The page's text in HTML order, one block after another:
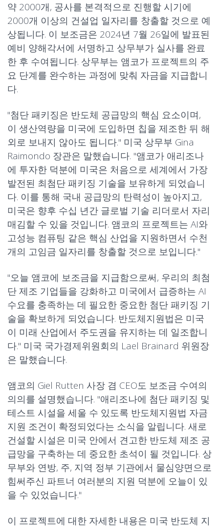
약 2000개, 공사를 본격적으로 진행할 시기에
2000개 이상의 건설업 일자리를 창출할 것으로 예
상됩니다. 이 보조금은 2024년 7월 26일에 발표된
예비 양해각서에 서명하고 상무부가 실사를 완료
한 후 수여됩니다. 상무부는 앰코가 프로젝트의 주
요 단계를 완수하는 과정에 맞춰 자금을 지급합니
다.
"첨단 패키징은 반도체 공급망의 핵심 요소이며,
이 생산역량을 미국에 도입하면 칩을 제조한 뒤 해
외로 보내지 않아도 됩니다." 미국 상무부 Gina
Raimondo 장관은 말했습니다. "앰코가 애리조나
에 투자한 덕분에 미국은 처음으로 세계에서 가장
발전된 최첨단 패키징 기술을 보유하게 되었습니
다. 이를 통해 국내 공급망의 탄력성이 높아지고,
미국은 향후 수십 년간 글로벌 기술 리더로서 자리
매김할 수 있을 것입니다. 앰코의 프로젝트는 AI와
고성능 컴퓨팅 같은 핵심 산업을 지원하면서 수천
개의 고임금 일자리를 창출할 것으로 보입니다."
"오늘 앰코에 보조금을 지급함으로써, 우리의 최첨
단 제조 기업들을 강화하고 미국에서 급증하는 AI
수요를 충족하는 데 필요한 중요한 첨단 패키징 기
술을 확보하게 되었습니다. 반도체지원법은 미국
이 미래 산업에서 주도권을 유지하는 데 일조합니
다." 미국 국가경제위원회의 Lael Brainard 위원장
은 말했습니다.
앰코의 Giel Rutten 사장 겸 CEO도 보조금 수여의
의의를 설명했습니다. "애리조나에 첨단 패키징 및
테스트 시설을 세울 수 있도록 반도체지원법 자금
지원 조건이 확정되었다는 소식을 알립니다. 새로
건설할 시설은 미국 안에서 견고한 반도체 제조 공
급망을 구축하는 데 중요한 초석이 될 것입니다. 상
무부와 연방, 주, 지역 정부 기관에서 물심양면으로
힘써주신 파트너 여러분의 지원 덕분에 오늘이 있
을 수 있었습니다."
이 프로젝트에 대한 자세한 내용은 미국 반도체 지